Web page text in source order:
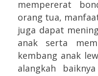
mempererat
orang tua,
juga dapat
anak serta
kembang anak
alangkah